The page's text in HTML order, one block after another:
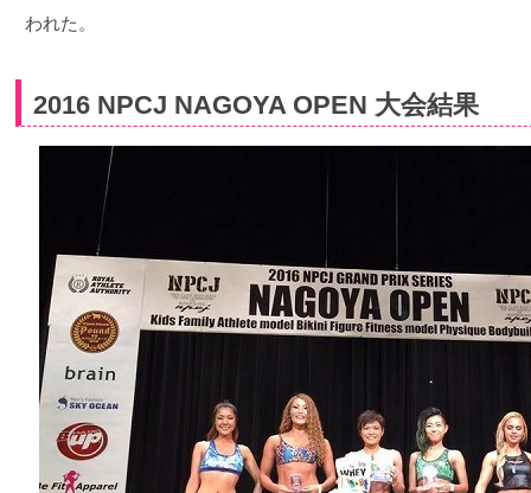
われた。
2016 NPCJ NAGOYA OPEN 大会結果